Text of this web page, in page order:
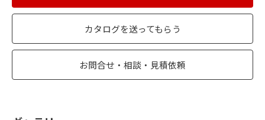
カタログを送ってもらう
お問合せ・相談・見積依頼